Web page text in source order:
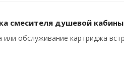
смесителя душевой кабины
или обслуживание картриджа